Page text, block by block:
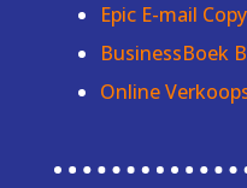
Epic E-mail
BusinessBoek
Online